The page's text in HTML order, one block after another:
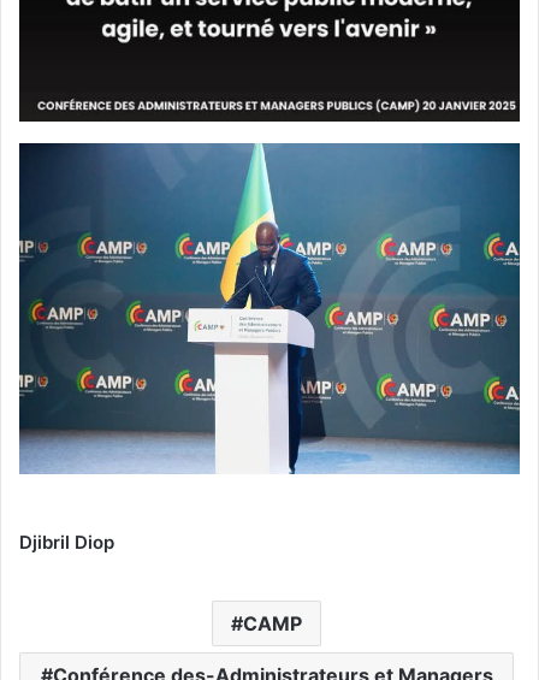
Djibril Diop
CAMP